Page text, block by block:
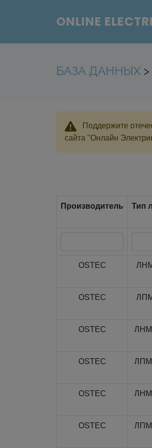
ONLINE
БАЗА ДАННЫХ >
Поддержите
сайта "Онлайн
Производитель
Тип
OSTEC
OSTEC
OSTEC
OSTEC
OSTEC
OSTEC